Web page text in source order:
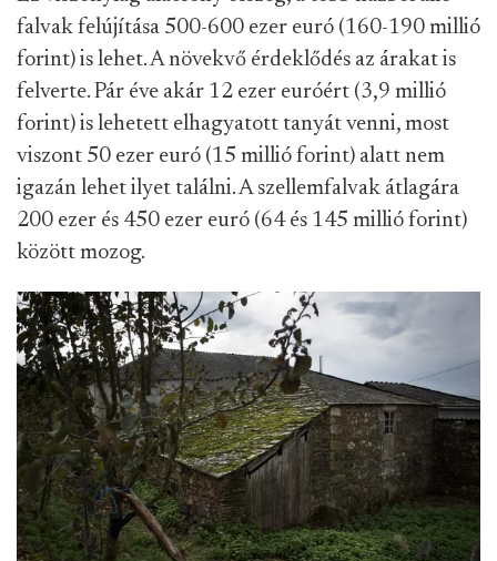
falvak felújítása 500-600 ezer euró (160-190 millió
forint) is lehet. A növekvő érdeklődés az árakat is
felverte. Pár éve akár 12 ezer euróért (3,9 millió
forint) is lehetett elhagyatott tanyát venni, most
viszont 50 ezer euró (15 millió forint) alatt nem
igazán lehet ilyet találni. A szellemfalvak átlagára
200 ezer és 450 ezer euró (64 és 145 millió forint)
között mozog.